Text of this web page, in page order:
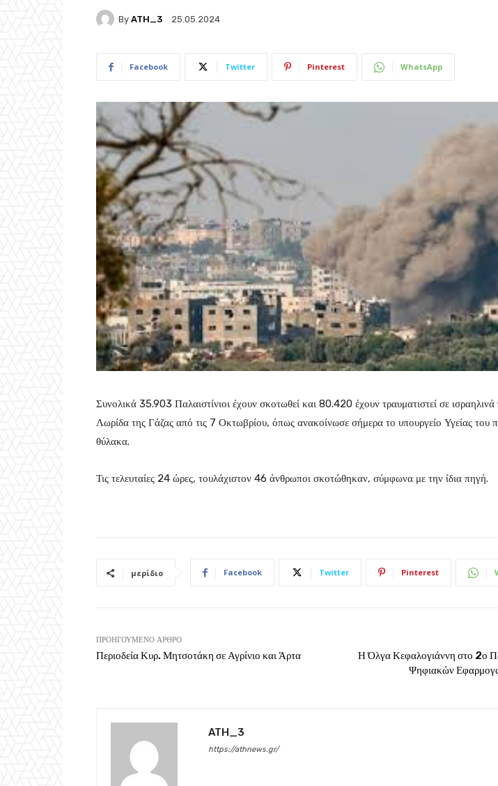
By ATH_3 25.05.2024
Facebook Twitter Pinterest WhatsApp
Συνολικά 35.903 Παλαιστίνιοι έχουν σκοτωθεί και 80.420 έχουν τραυματιστεί σε
Λωρίδα της Γάζας από τις 7 Οκτωβρίου, όπως ανακοίνωσε σήμερα το υπουργείο Υγείας του
θύλακα.
Τις τελευταίες 24 ώρες, τουλάχιστον 46 άνθρωποι σκοτώθηκαν, σύμφωνα με την ίδια πηγή.
μερίδιο Facebook Twitter Pinterest
ΠΡΟΗΓΟΎΜΕΝΟ ΆΡΘΡΟ
Περιοδεία Κυρ. Μητσοτάκη σε Αγρίνιο και Άρτα
Η Όλγα Κεφαλογιάννη στο 2ο
Ψηφιακών
ATH_3
https://athnews.gr/